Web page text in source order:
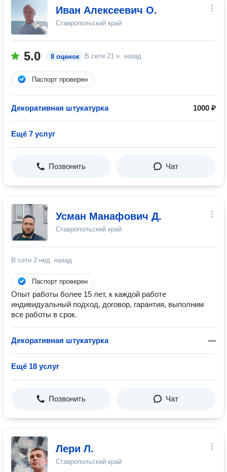
Иван Алексеевич О.
Ставропольский край
5.0 8 оценок В сети 21 ч. назад
Паспорт проверен
Декоративная штукатурка 1000 ₽
Ещё 7 услуг
Позвонить Чат
Усман Манафович Д.
Ставропольский край
В сети 2 нед. назад
Паспорт проверен
Опыт работы более 15 лет, к каждой работе
индивидуальный подход, договор, гарантия, выполним
все работы в срок.
Декоративная штукатурка —
Ещё 18 услуг
Позвонить Чат
Лери Л.
Ставропольский край